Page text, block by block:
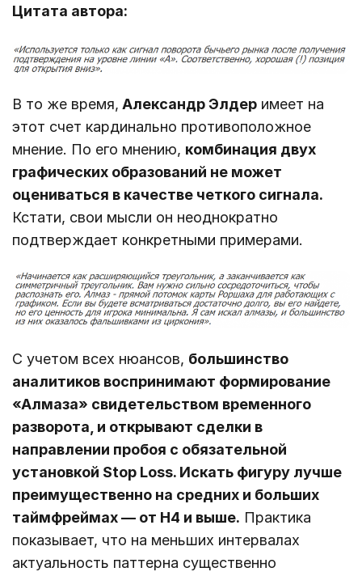
Цитата автора:
В то же время, Александр Элдер имеет на
этот счет кардинально противоположное
мнение. По его мнению, комбинация двух
графических образований не может
оцениваться в качестве четкого сигнала.
Кстати, свои мысли он неоднократно
подтверждает конкретными примерами.
С учетом всех нюансов, большинство
аналитиков воспринимают формирование
«Алмаза» свидетельством временного
разворота, и открывают сделки в
направлении пробоя с обязательной
установкой Stop Loss. Искать фигуру лучше
преимущественно на средних и больших
таймфреймах — от Н4 и выше. Практика
показывает, что на меньших интервалах
актуальность паттерна существенно